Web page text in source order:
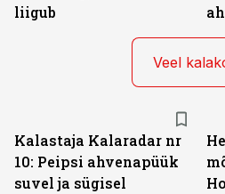
liigub
Veel
Kalastaja Kalaradar nr
10: Peipsi ahvenapüük
suvel ja sügisel